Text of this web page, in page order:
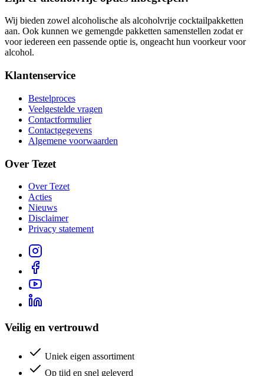
Wij bieden zowel alcoholische als alcoholvrije cocktailpakketten
aan. Ook kunnen we gemengde pakketten samenstellen zodat er
voor iedereen een passende optie is, ongeacht hun voorkeur voor
alcohol.
Klantenservice
Bestelproces
Veelgestelde vragen
Contactformulier
Contactgegevens
Algemene voorwaarden
Over Tezet
Over Tezet
Acties
Nieuws
Disclaimer
Privacy statement
Veilig en vertrouwd
Uniek eigen assortiment
Op tijd en snel geleverd